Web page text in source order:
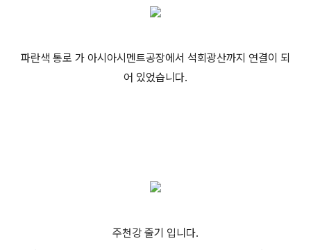
파란색 통로 가 아시아시멘트공장에서 석회광산까지 연결이 되
어 있었습니다.
주천강 줄기 입니다.